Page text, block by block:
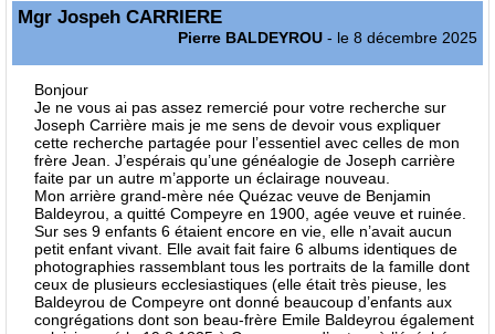
Mgr Jospeh CARRIERE
Pierre BALDEYROU - le 8 décembre 2025
Bonjour
Je ne vous ai pas assez remercié pour votre recherche sur
Joseph Carrière mais je me sens de devoir vous expliquer
cette recherche partagée pour l’essentiel avec celles de mon
frère Jean. J’espérais qu’une généalogie de Joseph carrière
faite par un autre m’apporte un éclairage nouveau.
Mon arrière grand-mère née Quézac veuve de Benjamin
Baldeyrou, a quitté Compeyre en 1900, agée veuve et ruinée.
Sur ses 9 enfants 6 étaient encore en vie, elle n’avait aucun
petit enfant vivant. Elle avait fait faire 6 albums identiques de
photographies rassemblant tous les portraits de la famille dont
ceux de plusieurs ecclesiastiques (elle était très pieuse, les
Baldeyrou de Compeyre ont donné beaucoup d’enfants aux
congrégations dont son beau-frère Emile Baldeyrou également